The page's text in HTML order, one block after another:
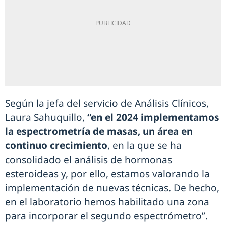
Según la jefa del servicio de Análisis Clínicos,
Laura Sahuquillo, “en el 2024 implementamos
la espectrometría de masas, un área en
continuo crecimiento, en la que se ha
consolidado el análisis de hormonas
esteroideas y, por ello, estamos valorando la
implementación de nuevas técnicas. De hecho,
en el laboratorio hemos habilitado una zona
para incorporar el segundo espectrómetro”.